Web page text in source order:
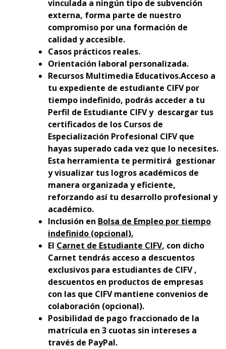
vinculada a ningún tipo de subvención
externa, forma parte de nuestro
compromiso por una formación de
calidad y accesible.
Casos prácticos reales.
Orientación laboral personalizada.
Recursos Multimedia Educativos.Acceso a
tu expediente de estudiante CIFV por
tiempo indefinido, podrás acceder a tu
Perfil de Estudiante CIFV y descargar tus
certificados de los Cursos de
Especialización Profesional CIFV que
hayas superado cada vez que lo necesites.
Esta herramienta te permitirá gestionar
y visualizar tus logros académicos de
manera organizada y eficiente,
reforzando así tu desarrollo profesional y
académico.
Inclusión en Bolsa de Empleo por tiempo
indefinido (opcional).
El Carnet de Estudiante CIFV, con dicho
Carnet tendrás acceso a descuentos
exclusivos para estudiantes de CIFV ,
descuentos en productos de empresas
con las que CIFV mantiene convenios de
colaboración (opcional).
Posibilidad de pago fraccionado de la
matrícula en 3 cuotas sin intereses a
través de PayPal.